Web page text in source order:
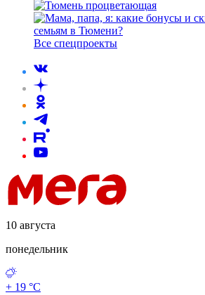
Все спецпроекты
10 августа
понедельник
+ 19 °С